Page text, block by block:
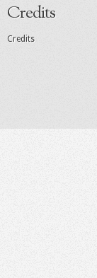
Credits
Credits